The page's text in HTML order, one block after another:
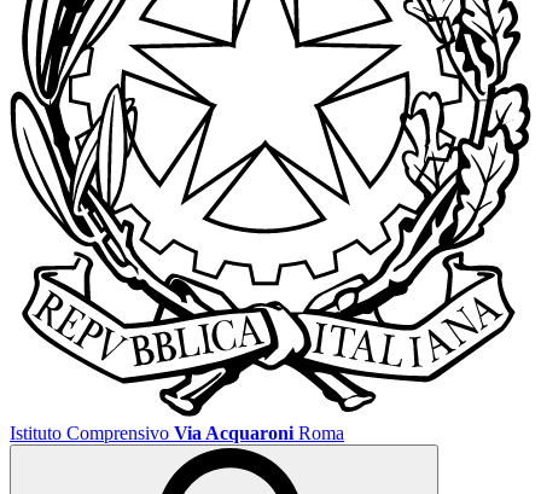
Istituto Comprensivo Via Acquaroni Roma